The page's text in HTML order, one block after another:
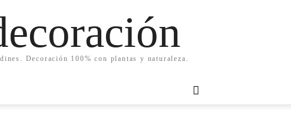
Decoración 100% con plantas y naturaleza.